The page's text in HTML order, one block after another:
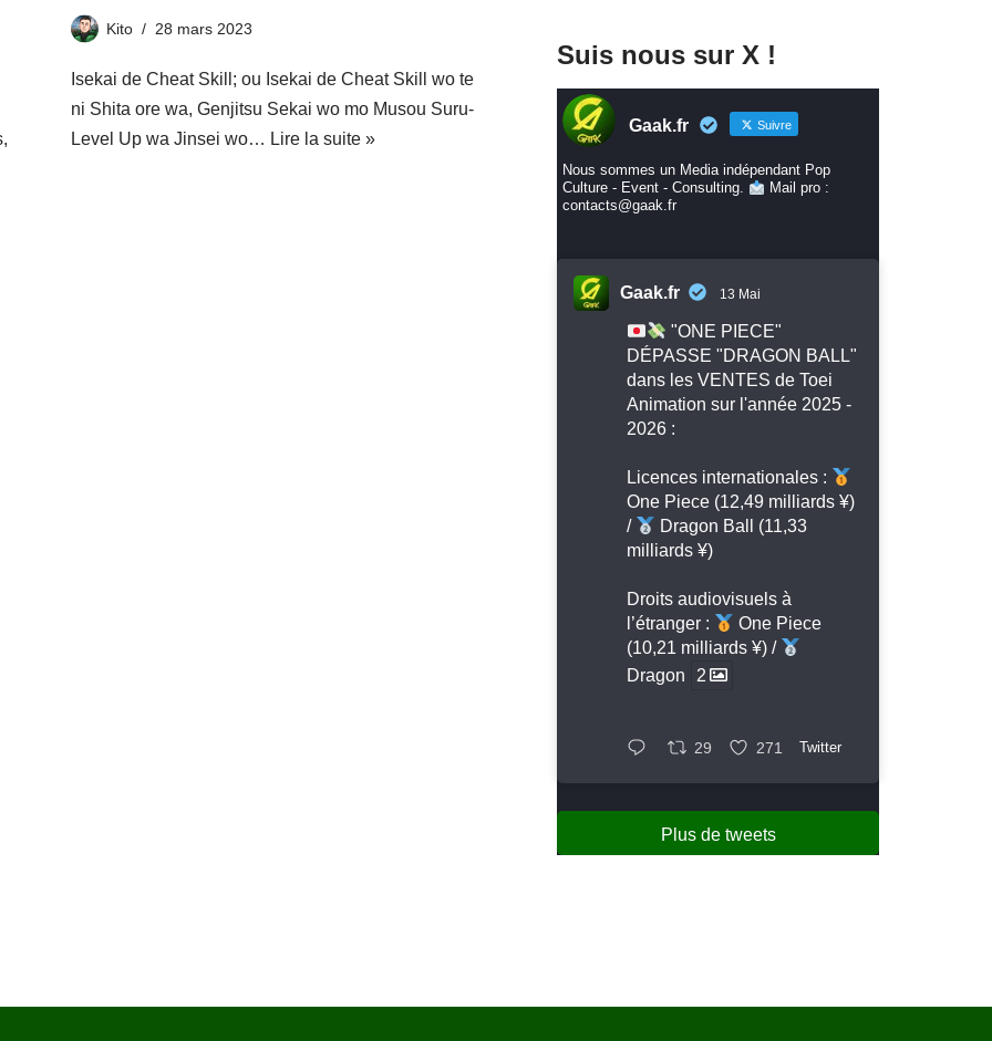
Kito 28 mars 2023
Isekai de Cheat Skill; ou Isekai de Cheat Skill wo te
ni Shita ore wa, Genjitsu Sekai wo mo Musou Suru-
Level Up wa Jinsei wo… Lire la suite »
Suis nous sur X !
Gaak.fr Suivre
Nous sommes un Media indépendant Pop
Culture - Event - Consulting.
Mail pro :
contacts@gaak.fr
Gaak.fr 13 Mai
"ONE PIECE"
DÉPASSE "DRAGON BALL"
dans les VENTES de Toei
Animation sur l'année 2025 -
2026 :
Licences internationales :
One Piece (12,49 milliards ¥)
/
Dragon Ball (11,33
milliards ¥)
Droits audiovisuels à
l’étranger :
One Piece
(10,21 milliards ¥) /
Dragon
2
29 271 Twitter
Plus de tweets